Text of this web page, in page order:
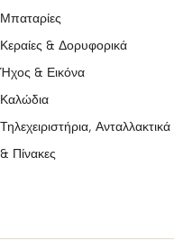
Μπαταρίες
Κεραίες & Δορυφορικά
Ήχος & Εικόνα
Καλώδια
Τηλεχειριστήρια, Ανταλλακτικά
& Πίνακες